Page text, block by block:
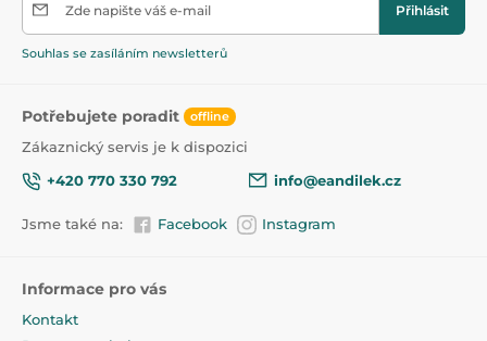
Zde napište váš e-mail Přihlásit
Souhlas se zasíláním newsletterů
Potřebujete poradit offline
Zákaznický servis je k dispozici
+420 770 330 792
info@eandilek.cz
Jsme také na: Facebook Instagram
Informace pro vás
Kontakt